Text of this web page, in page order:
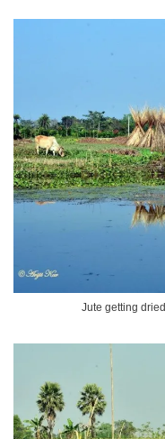
Jute getting